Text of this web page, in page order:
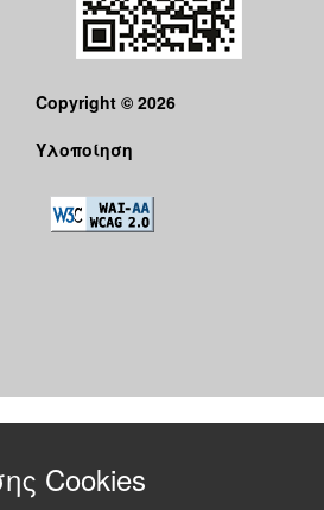
Copyright © 2026
Υλοποίηση
Cookies